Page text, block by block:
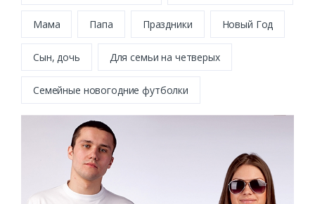
Мама Папа Праздники Новый Год
Сын, дочь Для семьи на четверых
Семейные новогодние футболки